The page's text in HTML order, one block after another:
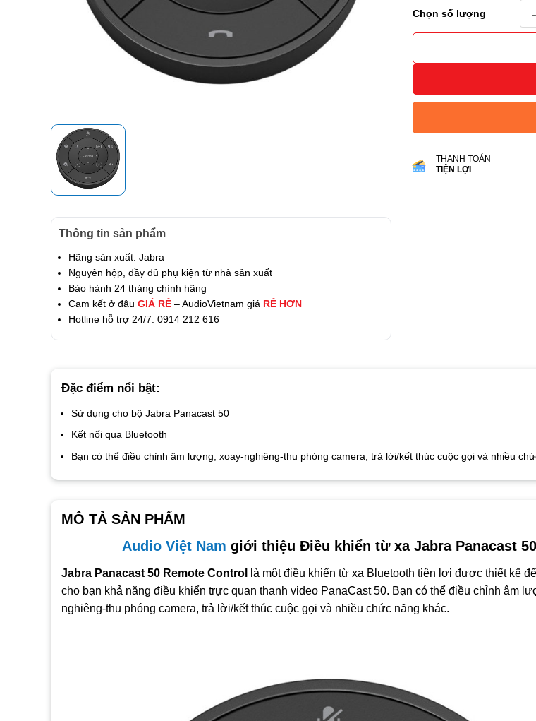
Thông tin sản phẩm
Hãng sản xuất: Jabra
Nguyên hộp, đầy đủ phụ kiện từ nhà sản xuất
Bảo hành 24 tháng chính hãng
Cam kết ở đâu GIÁ RẺ – AudioVietnam giá RẺ HƠN
Hotline hỗ trợ 24/7: 0914 212 616
Chọn số lượng
THANH TOÁN
TIỆN LỢI
Đặc điểm nổi bật:
Sử dụng cho bộ Jabra Panacast 50
Kết nối qua Bluetooth
Bạn có thể điều chỉnh âm lượng, xoay-nghiêng-thu phóng camera, trả lời/kết thúc cuộc gọi và nhiều
MÔ TẢ SẢN PHẨM
Audio Việt Nam giới thiệu Điều khiển từ xa Jabra Panacast 50
Jabra Panacast 50 Remote Control
là một điều khiển từ xa Bluetooth tiện lợi được thiết kế
cho bạn khả năng điều khiển trực quan thanh video PanaCast 50. Bạn có thể điều chỉnh âm
nghiêng-thu phóng camera, trả lời/kết thúc cuộc gọi và nhiều chức năng khác.